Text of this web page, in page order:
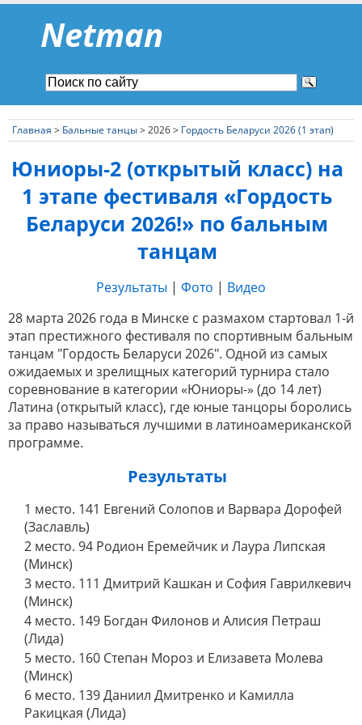
Netman
Главная > Бальные танцы> 2026 > Гордость Беларуси 2026 (1 этап)
Юниоры-2 (открытый класс) на
1 этапе фестиваля «Гордость
Беларуси 2026!» по бальным
танцам
Результаты | Фото | Видео
28 марта 2026 года в Минске с размахом стартовал 1-й
этап престижного фестиваля по спортивным бальным
танцам "Гордость Беларуси 2026". Одной из самых
ожидаемых и зрелищных категорий турнира стало
соревнование в категории «Юниоры-» (до 14 лет)
Латина (открытый класс), где юные танцоры боролись
за право называться лучшими в латиноамериканской
программе.
Результаты
1 место. 141 Евгений Солопов и Варвара Дорофей
(Заславль)
2 место. 94 Родион Еремейчик и Лаура Липская
(Минск)
3 место. 111 Дмитрий Кашкан и София Гаврилкевич
(Минск)
4 место. 149 Богдан Филонов и Алисия Петраш
(Лида)
5 место. 160 Степан Мороз и Елизавета Молева
(Минск)
6 место. 139 Даниил Дмитренко и Камилла
Ракицкая (Лида)